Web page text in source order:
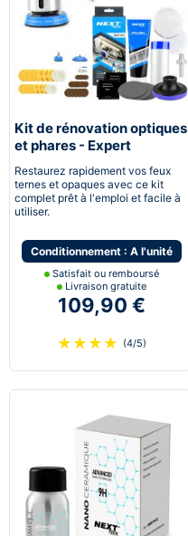
Kit de rénovation optiques
et phares - Expert
Restaurez rapidement vos feux
ternes et opaques avec ce kit
complet prêt à l'emploi et facile à
utiliser.
Conditionnement : A l'unité
Satisfait ou remboursé
Livraison gratuite
109,90 €
★ ★ ★ ★ (4/5)